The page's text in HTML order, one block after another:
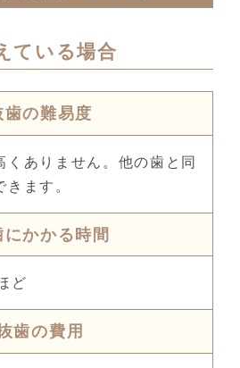
ている場合
歯の難易度
くありません。他の歯と同
きます。
にかかる時間
ど
歯の費用